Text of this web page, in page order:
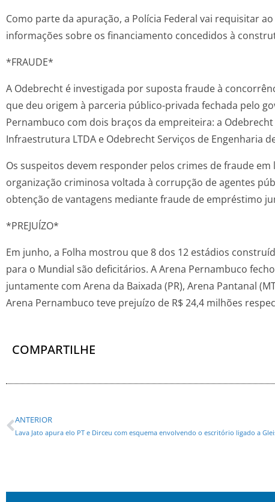
Como parte da apuração, a Polícia Federal vai requisitar ao
informações sobre os financiamento concedidos à
*FRAUDE*
A Odebrecht é investigada por suposta fraude à
que deu origem à parceria público-privada fechada pelo
Pernambuco com dois braços da empreiteira: a
Infraestrutura LTDA e Odebrecht Serviços de Engenharia
Os suspeitos devem responder pelos crimes de fraude em
organização criminosa voltada à corrupção de agentes
obtenção de vantagens mediante fraude de empréstimo
*PREJUÍZO*
Em junho, a Folha mostrou que 8 dos 12 estádios
para o Mundial são deficitários. A Arena Pernambuco
juntamente com Arena da Baixada (PR), Arena Pantanal
Arena Pernambuco teve prejuízo de R$ 24,4 milhões
COMPARTILHE
ANTERIOR
Lava Jato apura elo PT e Dirceu com esquema envolvendo o escritório ligado a